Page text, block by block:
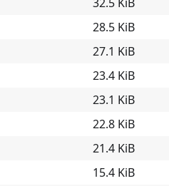
28.5 KiB
27.1 KiB
23.4 KiB
23.1 KiB
22.8 KiB
21.4 KiB
15.4 KiB